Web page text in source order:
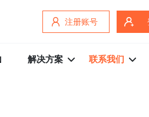
注册账号
解决方案 联系我们